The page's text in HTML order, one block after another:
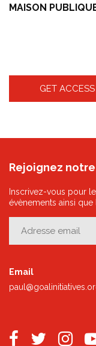
MAISON
GET ACCESS
Rejoignez
Inscrivez-vous pour
évènements ainsi
Email